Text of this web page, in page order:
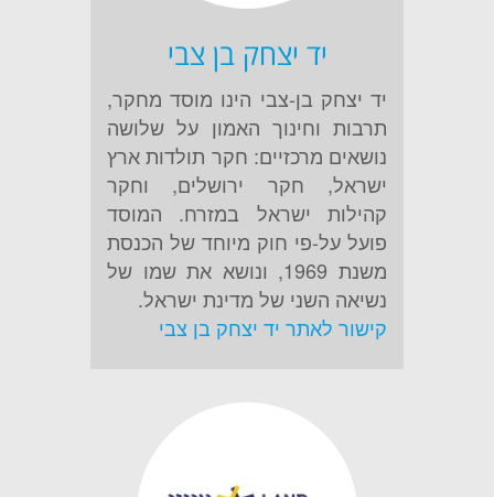
יד יצחק בן צבי
יד יצחק בן-צבי הינו מוסד מחקר,
תרבות וחינוך האמון על שלושה
נושאים מרכזיים: חקר תולדות ארץ
ישראל, חקר ירושלים, וחקר
קהילות ישראל במזרח. המוסד
פועל על-פי חוק מיוחד של הכנסת
משנת 1969, ונושא את שמו של
נשיאה השני של מדינת ישראל.
קישור לאתר יד יצחק בן צבי